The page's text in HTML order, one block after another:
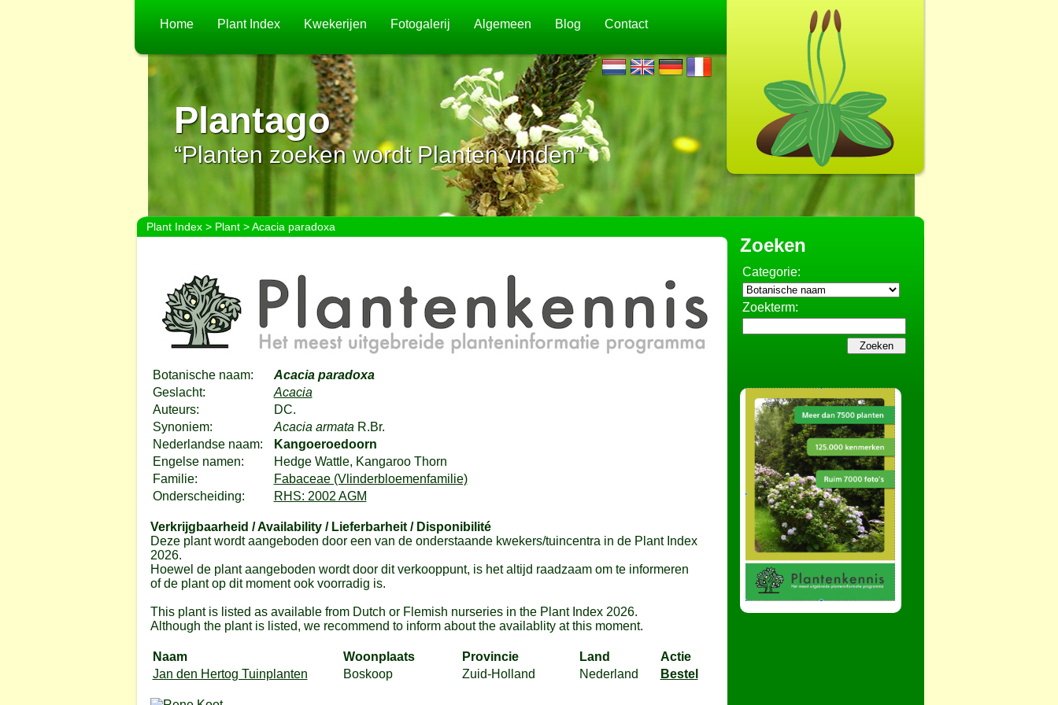
Home Plant Index Kwekerijen Fotogalerij Algemeen Blog Contact
Plantago
“Planten zoeken wordt Planten vinden”
Plant Index> Plant> Acacia paradoxa
Botanische naam:
Acacia paradoxa
Geslacht:
Acacia
Auteurs:
DC.
Synoniem:
Acacia armata R.Br.
Nederlandse naam:
Kangoeroedoorn
Engelse namen:
Hedge Wattle, Kangaroo Thorn
Familie:
Fabaceae (Vlinderbloemenfamilie)
Onderscheiding:
RHS: 2002 AGM
Verkrijgbaarheid / Availability / Lieferbarheit / Disponibilité
Deze plant wordt aangeboden door een van de onderstaande kwekers/tuincentra in de Plant Index
2026.
Hoewel de plant aangeboden wordt door dit verkooppunt, is het altijd raadzaam om te informeren
of de plant op dit moment ook voorradig is.
This plant is listed as available from Dutch or Flemish nurseries in the Plant Index 2026.
Although the plant is listed, we recommend to inform about the availablity at this moment.
Naam Woonplaats Provincie Land
Actie
Jan den Hertog Tuinplanten
Boskoop Zuid-Holland Nederland Bestel
Zoeken
Categorie:
Zoekterm: